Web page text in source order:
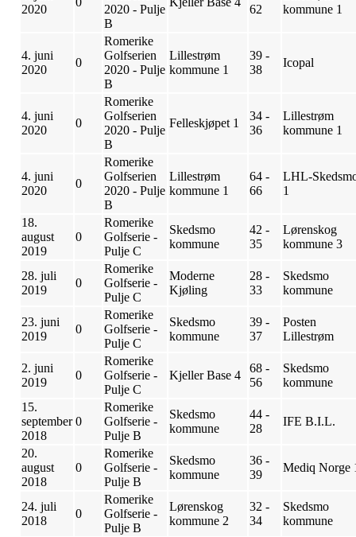
2020
2020 - Pulje
B
62
kommune 1
4. juni
2020
0
Romerike
Golfserien
2020 - Pulje
B
Lillestrøm
kommune 1
39 -
38
Icopal
4. juni
2020
0
Romerike
Golfserien
2020 - Pulje
B
Felleskjøpet 1
34 -
36
Lillestrøm
kommune 1
4. juni
2020
0
Romerike
Golfserien
2020 - Pulje
B
Lillestrøm
kommune 1
64 -
66
LHL-
1
18.
august
2019
0
Romerike
Golfserie -
Pulje C
Skedsmo
kommune
42 -
35
Lørenskog
kommune 3
28. juli
2019
0
Romerike
Golfserie -
Pulje C
Moderne
Kjøling
28 -
33
Skedsmo
kommune
23. juni
2019
0
Romerike
Golfserie -
Pulje C
Skedsmo
kommune
39 -
37
Posten
Lillestrøm
2. juni
2019
0
Romerike
Golfserie -
Pulje C
Kjeller Base 4
68 -
56
Skedsmo
kommune
15.
september
2018
0
Romerike
Golfserie -
Pulje B
Skedsmo
kommune
44 -
28
IFE B.I.L.
20.
august
2018
0
Romerike
Golfserie -
Pulje B
Skedsmo
kommune
36 -
39
Mediq Norge
24. juli
2018
0
Romerike
Golfserie -
Pulje B
Lørenskog
kommune 2
32 -
34
Skedsmo
kommune